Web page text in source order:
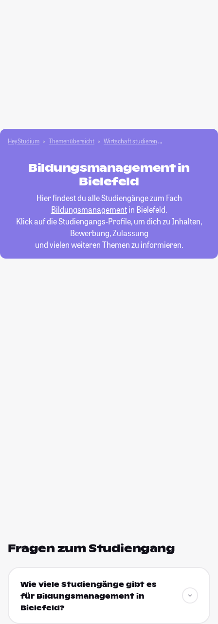
HeyStudium Themenübersicht Wirtschaft studieren
Bildungsmanagement in
Bielefeld
Hier findest du alle Studiengänge zum Fach
Bildungsmanagementin Bielefeld.
Klick auf die Studiengangs-Profile, um dich zu Inhalten,
Bewerbung, Zulassung
und vielen weiteren Themen zu informieren.
Fragen zum Studiengang
Wie viele Studiengänge gibt es
für Bildungsmanagement in
Bielefeld?